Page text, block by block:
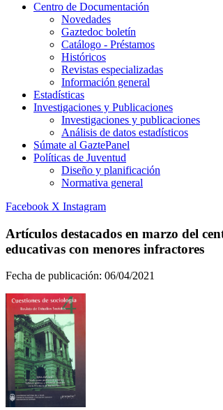
Centro de Documentación
Novedades
Gaztedoc boletín
Catálogo - Préstamos
Históricos
Revistas especializadas
Información general
Estadísticas
Investigaciones y Publicaciones
Investigaciones y publicaciones
Análisis de datos estadísticos
Súmate al GaztePanel
Políticas de Juventud
Diseño y planificación
Normativa general
Facebook X Instagram
Artículos destacados en marzo del
educativas con menores infractores
Fecha de publicación: 06/04/2021